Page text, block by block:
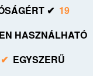
✔ 19
HASZNÁLHATÓ
EGYSZERŰ